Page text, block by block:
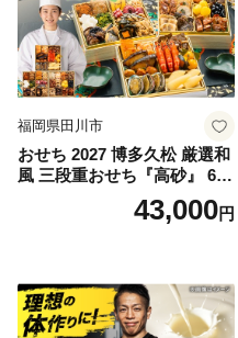
福岡県田川市
おせち 2027 博多久松 厳選和
風 三段重おせち『高砂』 6.5
寸 3段重 2～3人前 おせち料
理 重箱 お正月 冷凍おせち 縁
ち 本格おせち おせち予約 年
末 年始 お取り寄せ 新春 贅沢
おせち こだわりおせち 惣菜
43,000円